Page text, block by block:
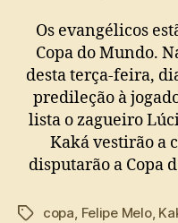
Os evangélicos
Copa do Mundo.
desta terça-feira,
predileção à
lista o zagueiro
Kaká vestirão a
disputarão a Copa
Tagscopa, Felipe Melo,